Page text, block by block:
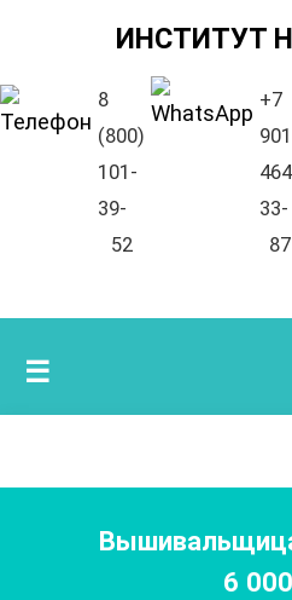
ИНСТИТУТ
8
(800)
101-
39-
52
+7
901
33-
87
☰
6 000